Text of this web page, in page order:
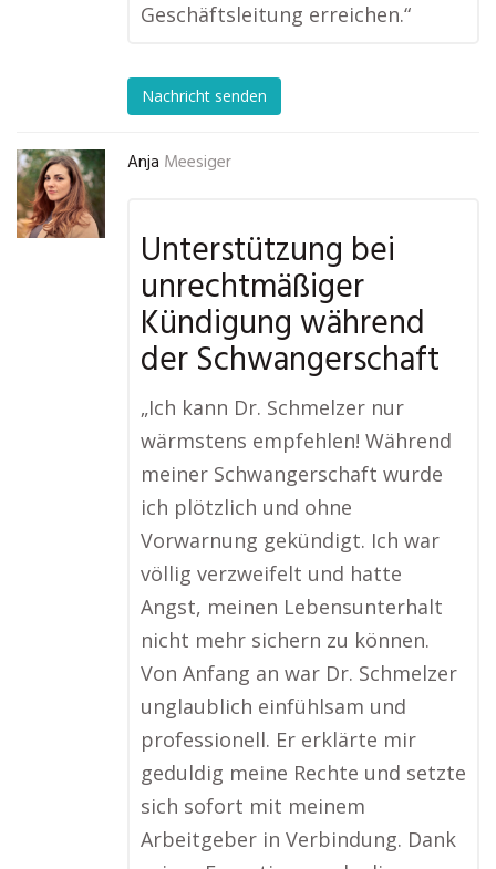
Geschäftsleitung erreichen.“
Nachricht senden
Anja Meesiger
Unterstützung bei
unrechtmäßiger
Kündigung während
der Schwangerschaft
„Ich kann Dr. Schmelzer nur
wärmstens empfehlen! Während
meiner Schwangerschaft wurde
ich plötzlich und ohne
Vorwarnung gekündigt. Ich war
völlig verzweifelt und hatte
Angst, meinen Lebensunterhalt
nicht mehr sichern zu können.
Von Anfang an war Dr. Schmelzer
unglaublich einfühlsam und
professionell. Er erklärte mir
geduldig meine Rechte und setzte
sich sofort mit meinem
Arbeitgeber in Verbindung. Dank